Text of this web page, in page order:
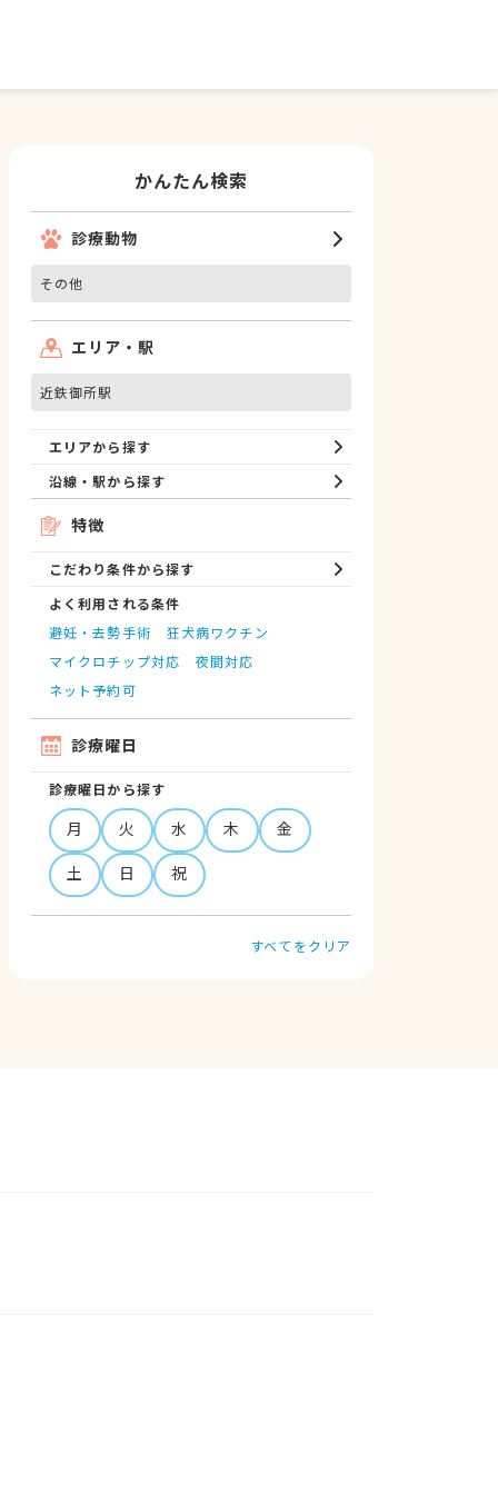
かんたん検索
診療動物
その他
エリア・駅
近鉄御所駅
エリアから探す
沿線・駅から探す
特徴
こだわり条件から探す
よく利用される条件
避妊・去勢手術
狂犬病ワクチン
マイクロチップ対応
夜間対応
ネット予約可
診療曜日
診療曜日から探す
月 火 水 木
金
土
日 祝
すべてをクリア